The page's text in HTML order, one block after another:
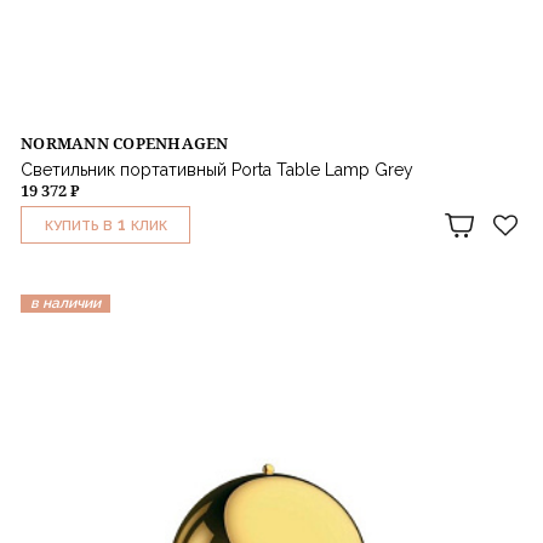
NORMANN COPENHAGEN
Светильник портативный Porta Table Lamp Grey
19 372 ₽
КУПИТЬ В 1 КЛИК
в наличии